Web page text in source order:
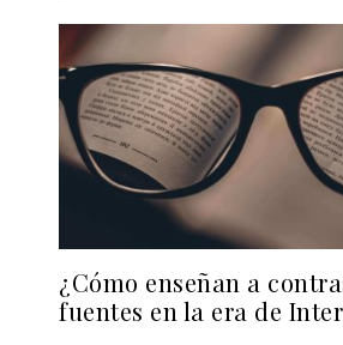
¿Cómo enseñan a
fuentes en la era de